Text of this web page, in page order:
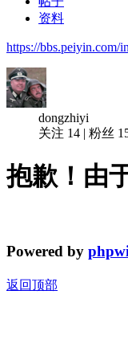
资料
https://bbs.peiyin.com/
dongzhiyi
关注 14 | 粉丝
抱歉！由
Powered by
返回顶部